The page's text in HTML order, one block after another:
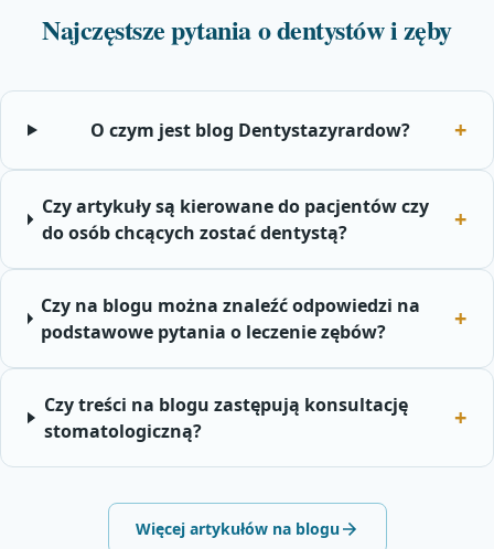
Najczęstsze pytania o dentystów i zęby
O czym jest blog Dentystazyrardow?
Czy artykuły są kierowane do pacjentów czy
do osób chcących zostać dentystą?
Czy na blogu można znaleźć odpowiedzi na
podstawowe pytania o leczenie zębów?
Czy treści na blogu zastępują konsultację
stomatologiczną?
Więcej artykułów na blogu